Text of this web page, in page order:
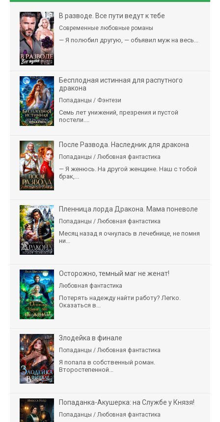
В разводе. Все пути ведут к тебе
Современные любовные романы
— Я полюбил другую, — объявил муж на весь...
Бесплодная истинная для распутного
дракона
Попаданцы / Фэнтези
Семь лет унижений, презрения и пустой
постели....
После Развода. Наследник для дракона
Попаданцы / Любовная фантастика
— Я женюсь. На другой женщине. Наш с тобой
брак,...
Пленница лорда Дракона. Мама поневоле
Попаданцы / Любовная фантастика
Месяц назад я очнулась в лечебнице, не помня
ни...
Осторожно, темный маг не женат!
Любовная фантастика
Потерять надежду найти работу? Легко.
Оказаться в...
Злодейка в финале
Попаданцы / Любовная фантастика
Я попала в собственный роман.
Второстепенной...
Попаданка-Акушерка: на Службе у Князя!
Попаданцы / Любовная фантастика